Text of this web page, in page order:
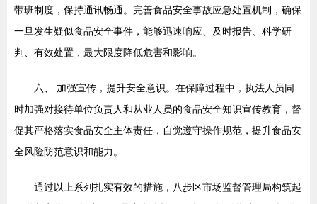
带班制度，保持通讯畅通。完善食品安全事故应急处置机制，确保
一旦发生疑似食品安全事件，能够迅速响应、及时报告、科学研
判、有效处置，最大限度降低危害和影响。
六、 加强宣传，提升安全意识。在保障过程中，执法人员同
时加强对接待单位负责人和从业人员的食品安全知识宣传教育，督
促其严格落实食品安全主体责任，自觉遵守操作规范，提升食品安
全风险防范意识和能力。
通过以上系列扎实有效的措施，八步区市场监督管理局构筑起